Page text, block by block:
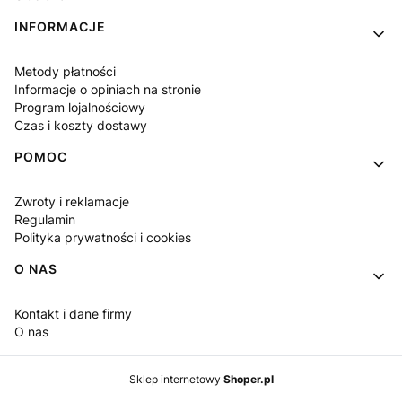
INFORMACJE
Metody płatności
Informacje o opiniach na stronie
Program lojalnościowy
Czas i koszty dostawy
POMOC
Zwroty i reklamacje
Regulamin
Polityka prywatności i cookies
O NAS
Kontakt i dane firmy
O nas
Sklep internetowy Shoper.pl